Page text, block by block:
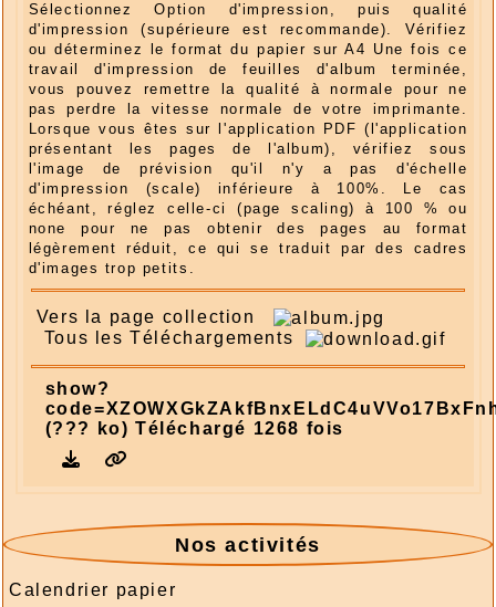
Nos activités
Calendrier papier
Sélectionnez Option d'impression, puis qualité
d'impression (supérieure est recommande). Vérifiez
ou déterminez le format du papier sur A4 Une fois ce
travail d'impression de feuilles d'album terminée,
vous pouvez remettre la qualité à normale pour ne
pas perdre la vitesse normale de votre imprimante.
Lorsque vous êtes sur l'application PDF (l'application
présentant les pages de l'album), vérifiez sous
l'image de prévision qu'il n'y a pas d'échelle
d'impression (scale) inférieure à 100%. Le cas
échéant, réglez celle-ci (page scaling) à 100 % ou
none pour ne pas obtenir des pages au format
légèrement réduit, ce qui se traduit par des cadres
d'images trop petits.
Vers la page collection
Tous les Téléchargements
show?
(??? ko) Téléchargé 1268 fois